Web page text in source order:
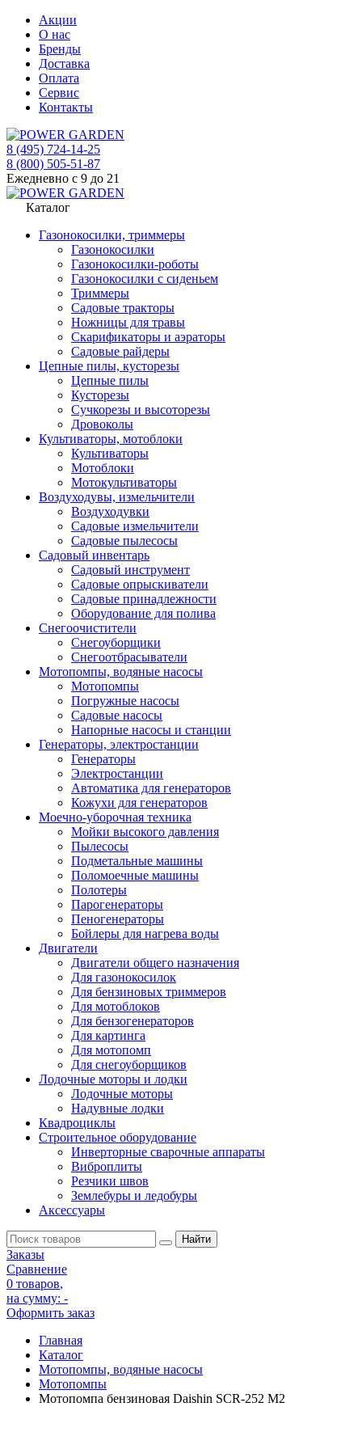
Акции
О нас
Бренды
Доставка
Оплата
Сервис
Контакты
8 (495) 724-14-25
8 (800) 505-51-87
Ежедневно с 9 до 21
Каталог
Газонокосилки, триммеры
Газонокосилки
Газонокосилки-роботы
Газонокосилки с сиденьем
Триммеры
Садовые тракторы
Ножницы для травы
Скарификаторы и аэраторы
Садовые райдеры
Цепные пилы, кусторезы
Цепные пилы
Кусторезы
Сучкорезы и высоторезы
Дровоколы
Культиваторы, мотоблоки
Культиваторы
Мотоблоки
Мотокультиваторы
Воздуходувы, измельчители
Воздуходувки
Садовые измельчители
Садовые пылесосы
Садовый инвентарь
Садовый инструмент
Садовые опрыскиватели
Садовые принадлежности
Оборудование для полива
Снегоочистители
Снегоуборщики
Снегоотбрасыватели
Мотопомпы, водяные насосы
Мотопомпы
Погружные насосы
Садовые насосы
Напорные насосы и станции
Генераторы, электростанции
Генераторы
Электростанции
Автоматика для генераторов
Кожухи для генераторов
Моечно-уборочная техника
Мойки высокого давления
Пылесосы
Подметальные машины
Поломоечные машины
Полотеры
Парогенераторы
Пеногенераторы
Бойлеры для нагрева воды
Двигатели
Двигатели общего назначения
Для газонокосилок
Для бензиновых триммеров
Для мотоблоков
Для бензогенераторов
Для картинга
Для мотопомп
Для снегоуборщиков
Лодочные моторы и лодки
Лодочные моторы
Надувные лодки
Квадроциклы
Строительное оборудование
Инверторные сварочные аппараты
Виброплиты
Резчики швов
Землебуры и ледобуры
Аксессуары
Заказы
Сравнение
0 товаров,
на сумму: -
Оформить заказ
Главная
Каталог
Мотопомпы, водяные насосы
Мотопомпы
Мотопомпа бензиновая Daishin SCR-252 M2